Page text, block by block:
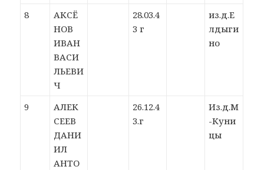
8
АКСЁ
НОВ
ИВАН
ВАСИ
ЛЬЕВИ
Ч
28.03.4
3 г
из.д.Е
лдыги
но
9
АЛЕК
СЕЕВ
ДАНИ
ИЛ
АНТО
26.12.4
3.г
Из.д.М
-Куни
цы